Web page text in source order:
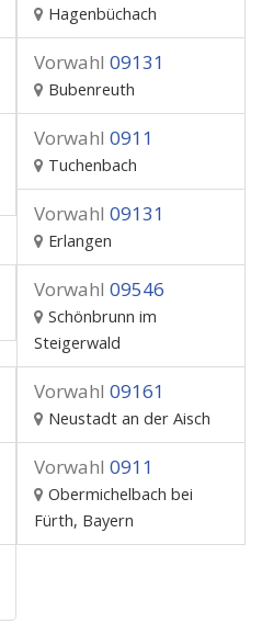
Hagenbüchach
Vorwahl 09131
Bubenreuth
Vorwahl 0911
Tuchenbach
Vorwahl 09131
Erlangen
Vorwahl 09546
Schönbrunn im
Steigerwald
Vorwahl 09161
Neustadt an der Aisch
Vorwahl 0911
Obermichelbach bei
Fürth, Bayern